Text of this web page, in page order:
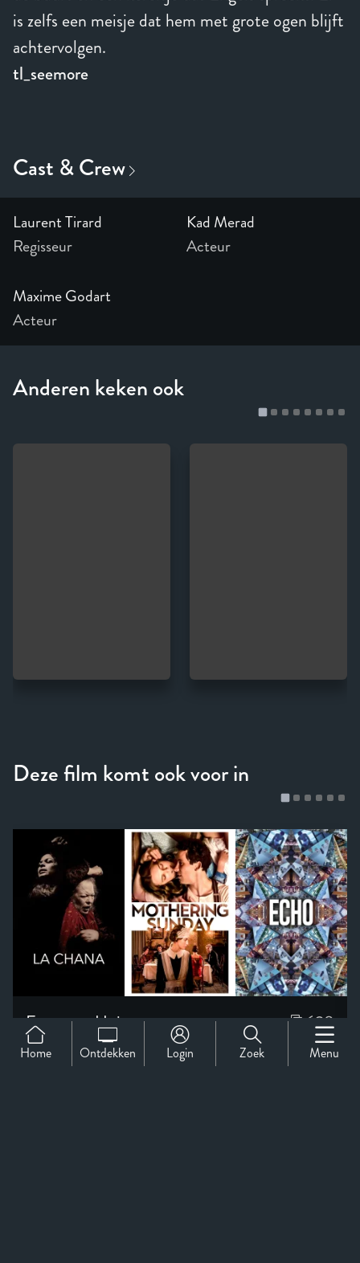
is zelfs een meisje dat hem met grote ogen blijft
achtervolgen.
tl_seemore
Laurent Tirard
Regisseur
Kad Merad
Acteur
Maxime Godart
Acteur
Home Ontdekken Login Zoek Menu